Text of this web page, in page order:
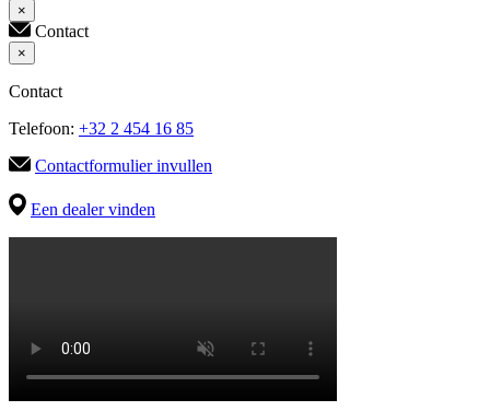
×
Contact
×
Contact
Telefoon: +32 2 454 16 85
Contactformulier invullen
Een dealer vinden